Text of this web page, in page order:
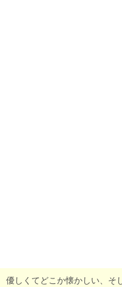
優しくてどこか懐かしい、そ